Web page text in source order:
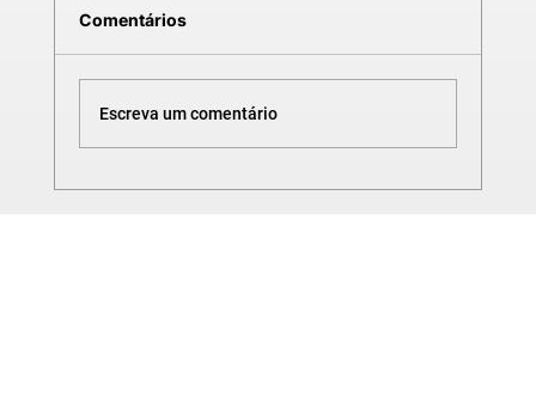
CURSO DE SOLIDWORKS | TANQUE
Comentários
Escreva um comentário